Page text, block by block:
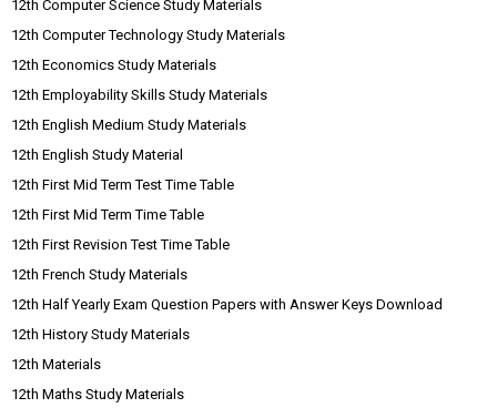
12th Computer Science Study Materials
12th Computer Technology Study Materials
12th Economics Study Materials
12th Employability Skills Study Materials
12th English Medium Study Materials
12th English Study Material
12th First Mid Term Test Time Table
12th First Mid Term Time Table
12th First Revision Test Time Table
12th French Study Materials
12th Half Yearly Exam Question Papers with Answer Keys Download
12th History Study Materials
12th Materials
12th Maths Study Materials